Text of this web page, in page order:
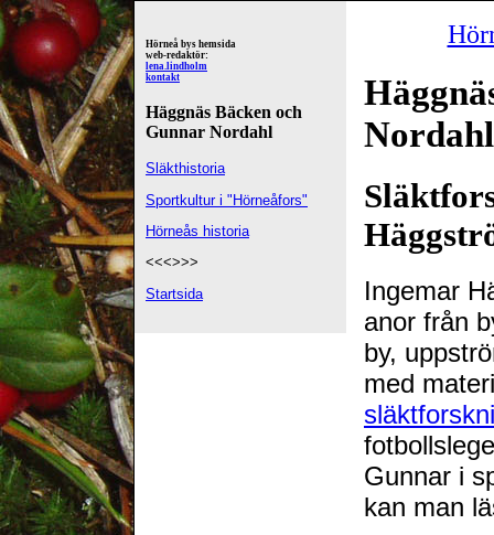
Hörneå bys hemsida
web-redaktör:
lena.lindholm
kontakt
Häggnäs Bäcken och
Gunnar Nordahl
Släkthistoria
Sportkultur i "Hörneåfors"
Hörneås historia
<<<>>>
Startsida
Nordahl
Ingemar
anor från
by,
med
Gunnar i
kan man